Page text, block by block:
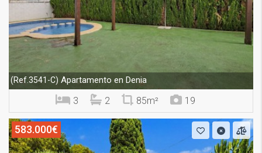
(Ref.3541-C) Apartamento en Denia
3 2 85m² 19
583.000€